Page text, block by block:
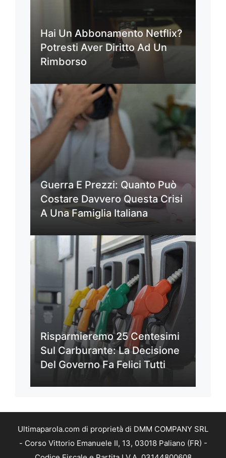
Hai Un Abbonamento Netflix?
Potresti Aver Diritto Ad Un
Rimborso
Guerra E Prezzi: Quanto Può
Costare Davvero Questa Crisi
A Una Famiglia Italiana
Risparmieremo 25 Centesimi
Sul Carburante: La Decisione
Del Governo Fa Felici Tutti
Ultimaparola.com di proprietà di DMM COMPANY SRL
- Corso Vittorio Emanuele II, 13, 03018 Paliano (FR) -